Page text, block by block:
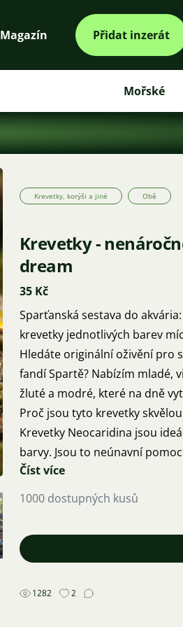
Magazín Přidat inzerát
Mořské
Krevetky, korýši a jiné Obě
Krevetky -
dream
35 Kč
Sparťanská sestava do
krevetky jednotlivých barev
Hledáte originální oživění pro
fandí Spartě? Nabízím mladé,
žluté a modré, které na dně
Proč jsou tyto krevetky
Krevetky Neocaridina jsou
barvy. Jsou to neúnavní
Pomáhají s údržbou: Neustále
Jsou nenáročné: Skvěle se jim
nepřehlédnutelné a neustále
Sestavu si můžete namíchat
Číst více
1000 dostupných kusů
1282 2